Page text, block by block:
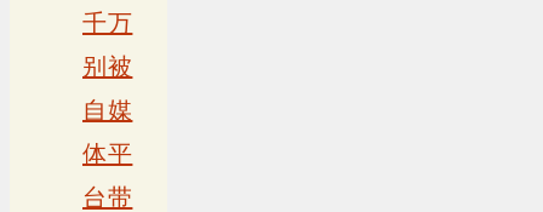
千万
别被
自媒
体平
台带